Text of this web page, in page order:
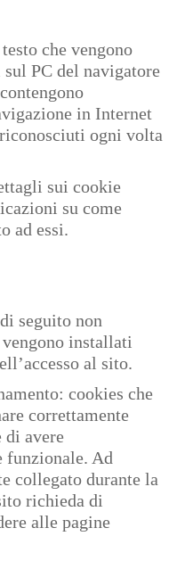
che vengono
PC del navigatore
in Internet
ogni volta
sui cookie
su come
ad essi.
seguito non
installati
al sito.
cookies che
correttamente
di avere
funzionale. Ad
collegato durante la
richieda di
alle pagine